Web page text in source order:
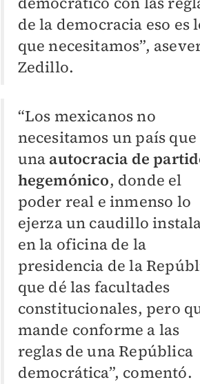
de la democracia eso es
que necesitamos”,
Zedillo.
“Los mexicanos no
necesitamos un país que
una autocracia de
hegemónico, donde el
poder real e inmenso lo
ejerza un caudillo
en la oficina de la
presidencia de la
que dé las facultades
constitucionales, pero
mande conforme a las
reglas de una República
democrática”, comentó.